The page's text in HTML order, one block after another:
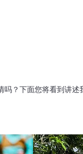
吗？下面您将看到讲